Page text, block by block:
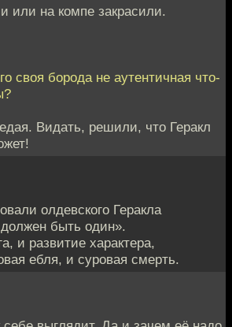
или на компе закрасили.
своя борода не аутентичная что-
Видать, решили, что Геракл
олдевского Геракла
быть один».
и развитие характера,
ебля, и суровая смерть.